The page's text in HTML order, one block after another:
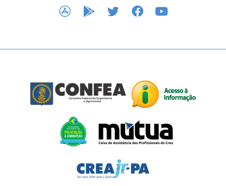
APP STOREGOOGLE PLAY
TWITTERFACEBOOK